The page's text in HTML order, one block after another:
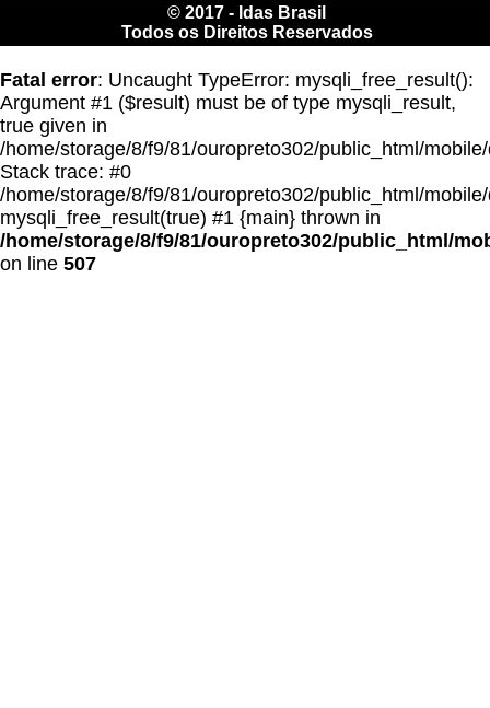
© 2017 - Idas Brasil
Todos os Direitos Reservados
Fatal error: Uncaught TypeError: mysqli_free_result():
Argument #1 ($result) must be of type mysqli_result,
true given in
/home/storage/8/f9/81/ouropreto302/public_html/
Stack trace: #0
/home/storage/8/f9/81/ouropreto302/public_html/
mysqli_free_result(true) #1 {main} thrown in
/home/storage/8/f9/81/ouropreto302/public_html/
on line 507